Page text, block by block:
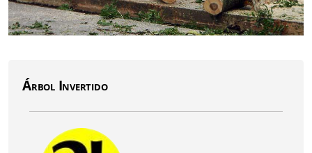
Árbol Invertido